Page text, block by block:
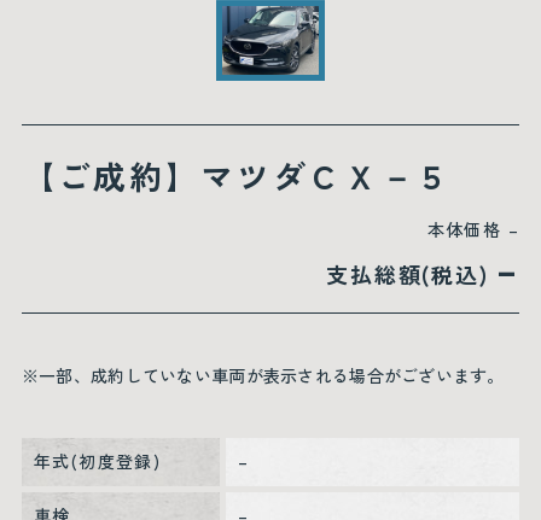
【ご成約】マツダＣＸ－５
本体価格 –
支払総額(税込) –
※一部、成約していない車両が表示される場合がございます。
年式(初度登録) –
車検 –